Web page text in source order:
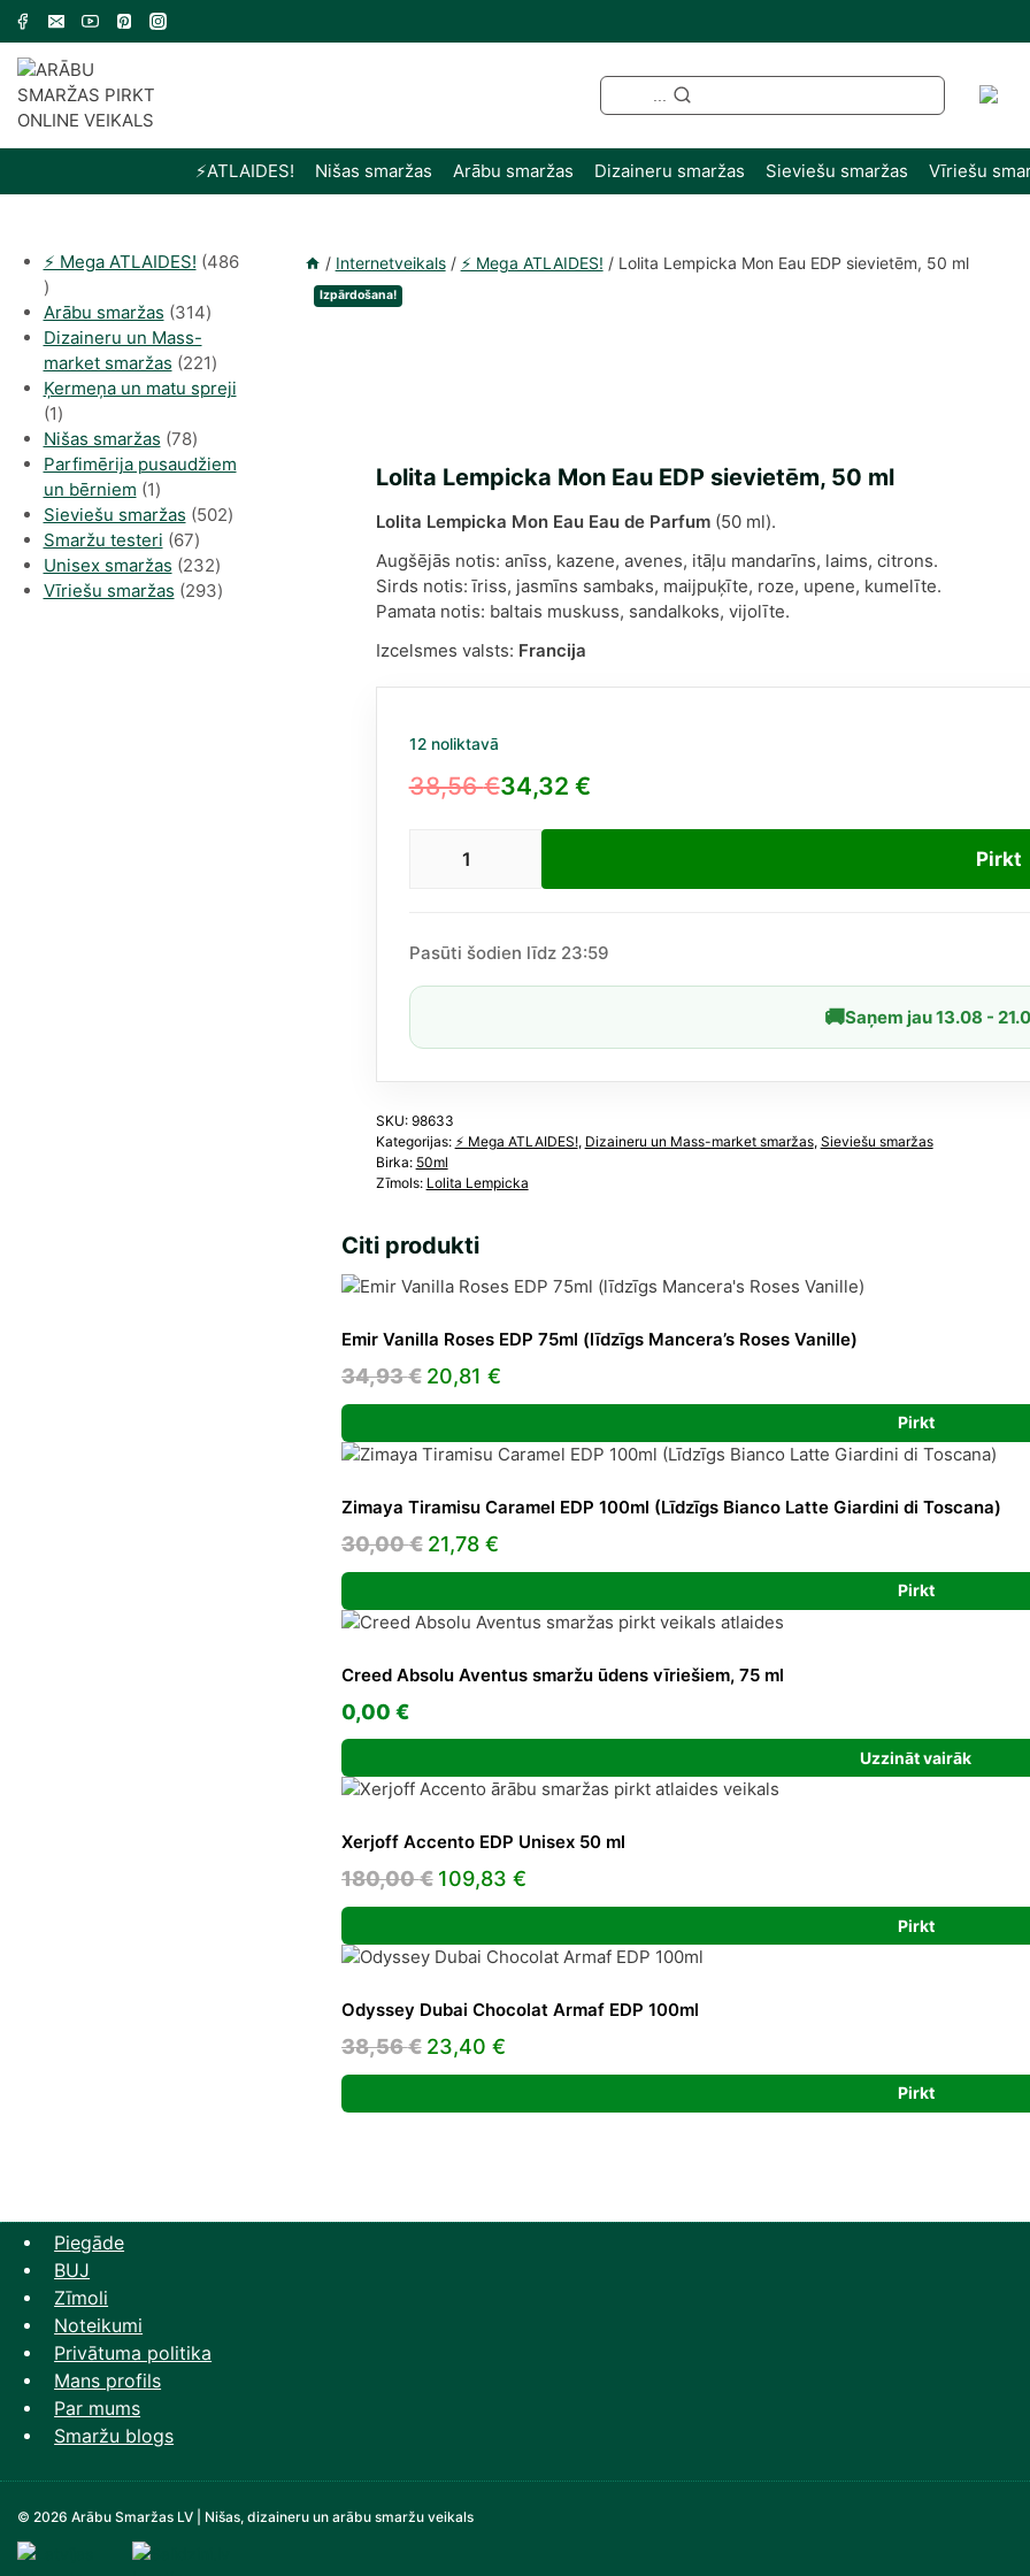
Skip
content
⚡️ATLAIDES! Nišas smaržas Arābu smaržas Dizaineru smaržas Sieviešu smaržas Vīriešu
/ Internetveikals / ⚡️ Mega ATLAIDES! / Lolita Lempicka Mon Eau EDP sievietēm, 50 ml
Izpārdošana!
Lolita Lempicka Mon Eau EDP sievietēm, 50 ml
Lolita Lempicka Mon Eau Eau de Parfum(50 ml).
Augšējās notis: anīss, kazene, avenes, itāļu mandarīns, laims, citrons.
Sirds notis: īriss, jasmīns sambaks, maijpuķīte, roze, upene, kumelīte.
Pamata notis: baltais muskuss, sandalkoks, vijolīte.
Izcelsmes valsts: Francija
12 noliktavā
38,56€
Original
34,32 €
Current
Lempicka
Eau
ml
Pirkt
Pasūti šodien līdz 23:59
🚚Saņem jau 13.08 -
SKU: 98633
Kategorijas: ⚡️ Mega ATLAIDES!, Dizaineru un Mass-market smaržas, Sieviešu smaržas
Birka: 50ml
Zīmols: Lolita Lempicka
Citi produkti
Emir Vanilla Roses EDP 75ml (līdzīgs Mancera’s Roses Vanille)
34,93€ Original
price
was:
34,93 €.
20,81 €Current
price
is:
20,81 €.
Pirkt
Zimaya Tiramisu Caramel EDP 100ml (Līdzīgs Bianco Latte Giardini di Toscana)
30,00€ Original
price
was:
30,00 €.
21,78 €Current
price
is:
21,78 €.
Pirkt
Creed Absolu Aventus smaržu ūdens vīriešiem, 75 ml
0,00 €
Uzzināt vairāk
Xerjoff Accento EDP Unisex 50 ml
180,00€ Original
price
was:
180,00 €.
109,83 €Current
price
is:
109,83 €.
Pirkt
Odyssey Dubai Chocolat Armaf EDP 100ml
38,56€ Original
price
was:
23,40 €Current
price
is:
Pirkt
⚡️ Mega ATLAIDES! 486
486
produkts
Arābu smaržas 314314
Dizaineru un Mass-
market smaržas 221221
produkts
Ķermeņa un matu spreji
11
produkti
Nišas smaržas 7878
produkts
Parfimērija pusaudžiem
un bērniem 11
produkti
Sieviešu smaržas 502502
Smaržu testeri 6767
produkts
Unisex smaržas 232232
produkts
Vīriešu smaržas 293293
Piegāde
BUJ
Zīmoli
Noteikumi
Privātuma politika
Mans profils
Par mums
Smaržu blogs
© 2026 Arābu Smaržas LV | Nišas, dizaineru un arābu smaržu veikals